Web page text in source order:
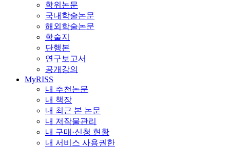
학위논문
국내학술논문
해외학술논문
학술지
단행본
연구보고서
공개강의
MyRISS
내 추천논문
내 책장
내 최근 본 논문
내 저작물관리
내 구매·신청 현황
내 서비스 사용권한